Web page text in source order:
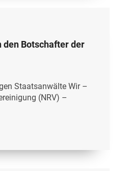
den Botschafter der
Staatsanwälte Wir –
(NRV) –